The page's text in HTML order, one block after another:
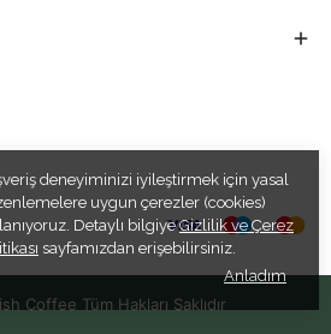
deneyiminizi iyileştirmek için yasal
uygun çerezler (cookies)
Detaylı bilgiyeGizlilik ve Çerez
sayfamızdan erişebilirsiniz.
Anladım
Coffee Tüm Hakları Saklıdır